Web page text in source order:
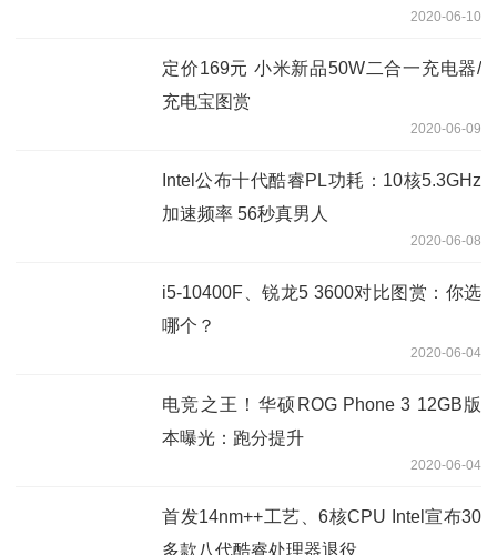
2020-06-10
定价169元 小米新品50W二合一充电器/
充电宝图赏
2020-06-09
Intel公布十代酷睿PL功耗：10核5.3GHz
加速频率 56秒真男人
2020-06-08
i5-10400F、锐龙5 3600对比图赏：你选
哪个？
2020-06-04
电竞之王！华硕ROG Phone 3 12GB版
本曝光：跑分提升
2020-06-04
首发14nm++工艺、6核CPU Intel宣布30
多款八代酷睿处理器退役